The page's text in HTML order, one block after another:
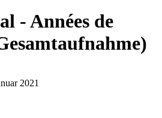
- Années de
2021